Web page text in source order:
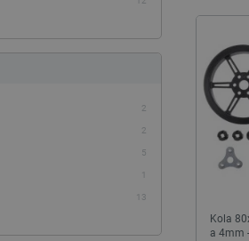
2
2
5
13
Kola
a 4mm